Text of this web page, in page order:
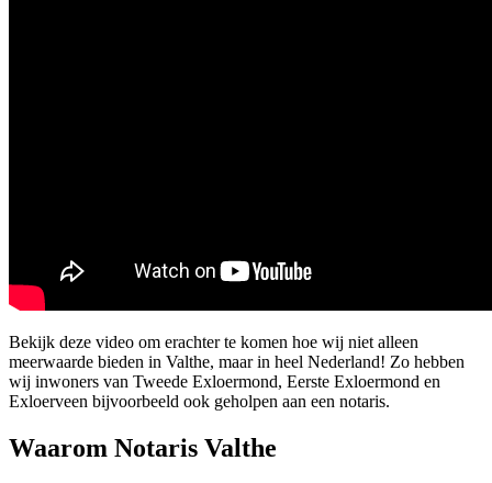
Bekijk deze video om erachter te komen hoe wij niet alleen
meerwaarde bieden in Valthe, maar in heel Nederland! Zo hebben
wij inwoners van Tweede Exloermond, Eerste Exloermond en
Exloerveen bijvoorbeeld ook geholpen aan een notaris.
Waarom Notaris Valthe